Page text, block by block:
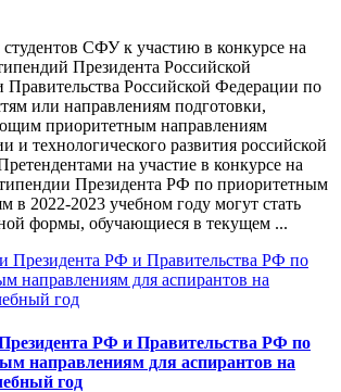
СФУ к участию в конкурсе на
Президента Российской
Российской Федерации по
или направлениям подготовки,
приоритетным направлениям
и технологического развития российской
на участие в конкурсе на
Президента РФ по приоритетным
в 2022-2023 учебном году могут стать
формы, обучающиеся в текущем ...
РФ и Правительства РФ по
направлениям для аспирантов на
год